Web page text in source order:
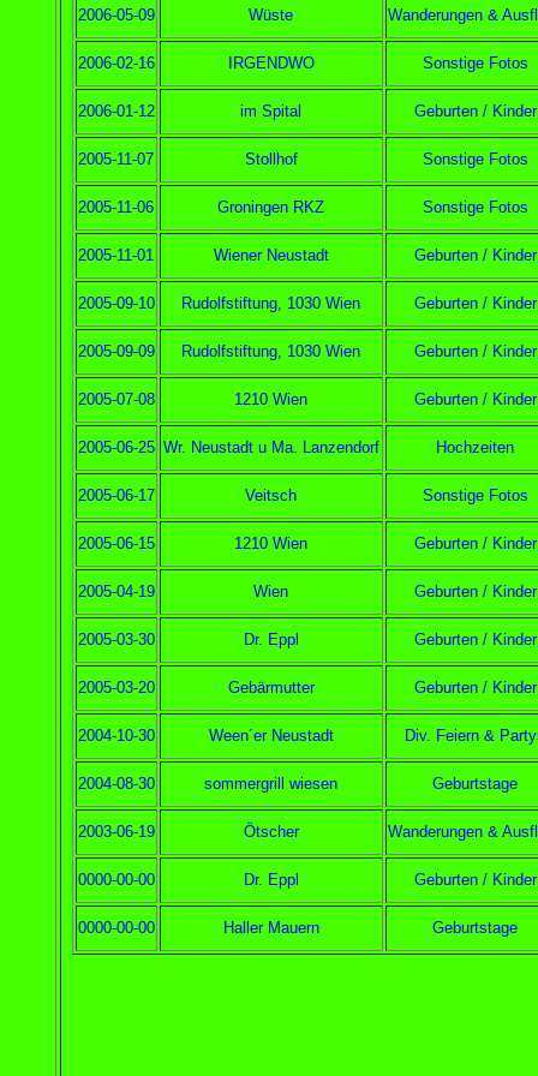
2006-05-09 Wüste Wanderungen &
2006-02-16 IRGENDWO Sonstige Fotos
2006-01-12 im Spital Geburten / Kinder
2005-11-07 Stollhof Sonstige Fotos
2005-11-06 Groningen RKZ Sonstige Fotos
2005-11-01 Wiener Neustadt Geburten / Kinder
2005-09-10 Rudolfstiftung, 1030 Wien Geburten / Kinder
2005-09-09 Rudolfstiftung, 1030 Wien Geburten / Kinder
2005-07-08 1210 Wien Geburten / Kinder
2005-06-25 Wr. Neustadt u Ma. Lanzendorf Hochzeiten
2005-06-17 Veitsch Sonstige Fotos
2005-06-15 1210 Wien Geburten / Kinder
2005-04-19 Wien Geburten / Kinder
2005-03-30 Dr. Eppl Geburten / Kinder
2005-03-20 Gebärmutter Geburten / Kinder
2004-10-30 Ween´er Neustadt Div. Feiern &
2004-08-30 sommergrill wiesen Geburtstage
2003-06-19 Ötscher Wanderungen &
0000-00-00 Dr. Eppl Geburten / Kinder
0000-00-00 Haller Mauern Geburtstage